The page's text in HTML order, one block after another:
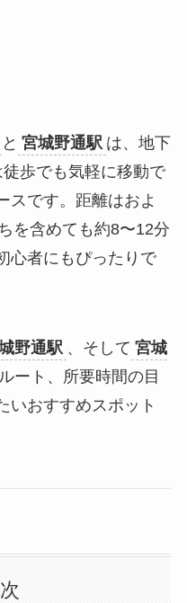
と 宮城野通駅 は、地下
歩でも気軽に移動で
スです。距離はおよ
を含めても約8〜12分
心者にもぴったりで
野通駅 、そして 宮城
ート、所要時間の目
いおすすめスポット